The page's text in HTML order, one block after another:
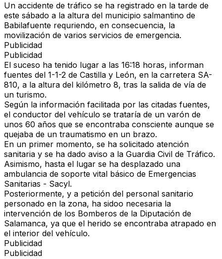
Un accidente de tráfico se ha registrado en la tarde de
este sábado a la altura del municipio salmantino de
Babilafuente requriendo, en consecuencia, la
movilización de varios servicios de emergencia.
Publicidad
Publicidad
El suceso ha tenido lugar a las 16:18 horas, informan
fuentes del 1-1-2 de Castilla y León, en la carretera SA-
810, a la altura del kilómetro 8, tras la salida de vía de
un turismo.
Según la información facilitada por las citadas fuentes,
el conductor del vehículo se trataría de un varón de
unos 60 años que se encontraba consciente aunque se
quejaba de un traumatismo en un brazo.
En un primer momento, se ha solicitado atención
sanitaria y se ha dado aviso a la Guardia Civil de Tráfico.
Asimismo, hasta el lugar se ha desplazado una
ambulancia de soporte vital básico de Emergencias
Sanitarias - Sacyl.
Posteriormente, y a petición del personal sanitario
personado en la zona, ha sidoo necesaria la
intervención de los Bomberos de la Diputación de
Salamanca, ya que el herido se encontraba atrapado en
el interior del vehículo.
Publicidad
Publicidad